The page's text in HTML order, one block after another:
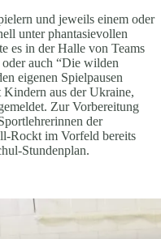
und jeweils einem oder
unter phantasievollen
es in der Halle von Teams
auch “Die wilden
eigenen Spielpausen
Kindern aus der Ukraine,
Zur Vorbereitung
der
Rockt im Vorfeld bereits
Stundenplan.